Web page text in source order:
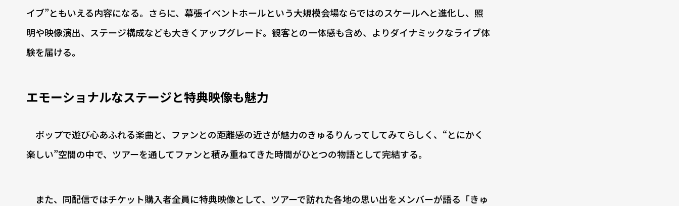
イブ”ともいえる内容になる。さらに、幕張イベントホールという大規模会場ならではのスケールへと進化し、照
明や映像演出、ステージ構成なども大きくアップグレード。観客との一体感も含め、よりダイナミックなライブ体
験を届ける。
エモーショナルなステージと特典映像も魅力
ポップで遊び心あふれる楽曲と、ファンとの距離感の近さが魅力のきゅるりんってしてみてらしく、“とにかく
楽しい”空間の中で、ツアーを通してファンと積み重ねてきた時間がひとつの物語として完結する。
また、同配信ではチケット購入者全員に特典映像として、ツアーで訪れた各地の思い出をメンバーが語る「きゅ